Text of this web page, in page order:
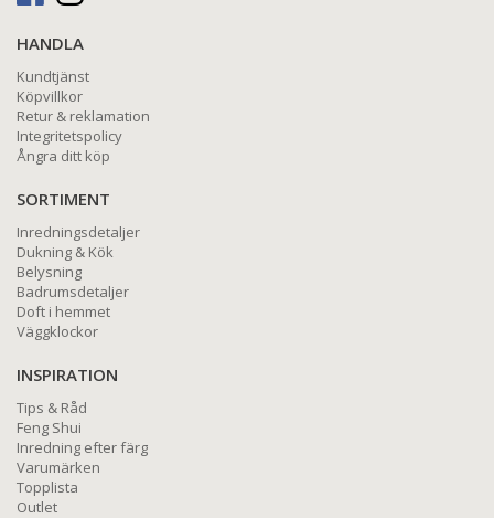
HANDLA
Kundtjänst
Köpvillkor
Retur & reklamation
Integritetspolicy
Ångra ditt köp
SORTIMENT
Inredningsdetaljer
Dukning & Kök
Belysning
Badrumsdetaljer
Doft i hemmet
Väggklockor
INSPIRATION
Tips & Råd
Feng Shui
Inredning efter färg
Varumärken
Topplista
Outlet